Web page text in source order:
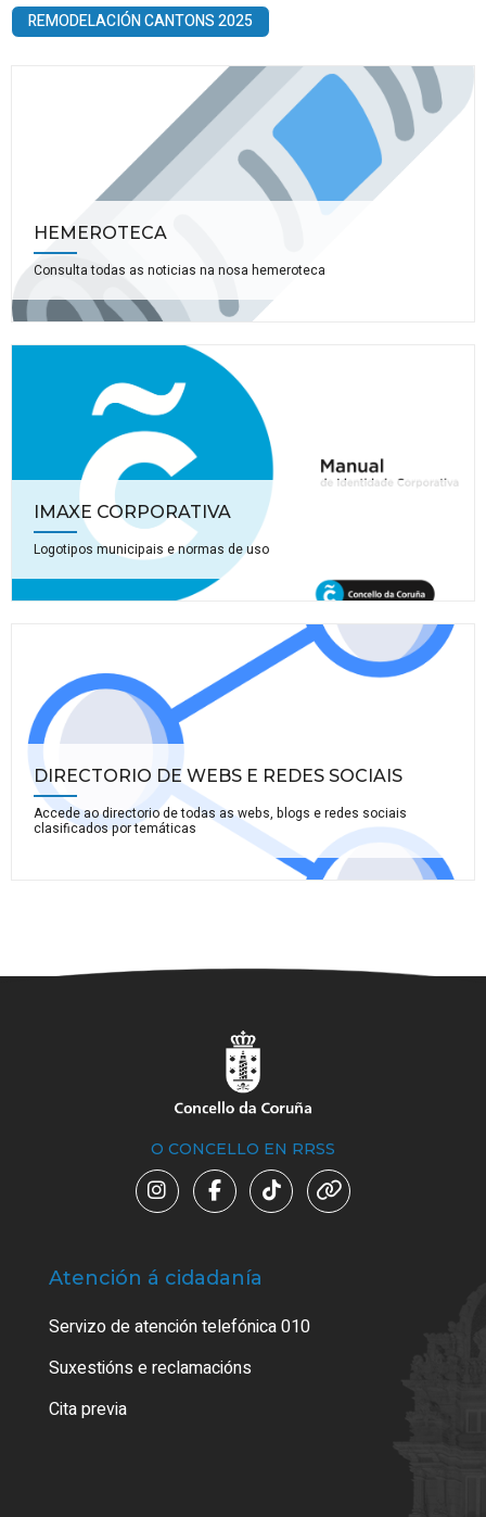
REMODELACIÓN CANTONS 2025
HEMEROTECA
Consulta todas as noticias na nosa hemeroteca
IMAXE CORPORATIVA
Logotipos municipais e normas de uso
DIRECTORIO DE WEBS E REDES SOCIAIS
Accede ao directorio de todas as webs, blogs e redes sociais
clasificados por temáticas
O CONCELLO EN RRSS
Atención á cidadanía
Servizo de atención telefónica 010
Suxestións e reclamacións
Cita previa